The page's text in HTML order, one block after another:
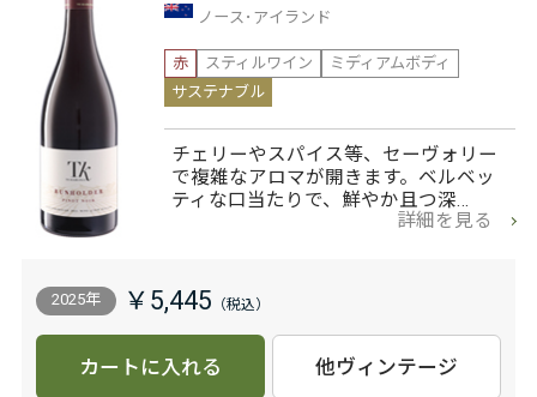
ノース･アイランド
赤
スティルワイン
ミディアムボディ
サステナブル
チェリーやスパイス等、セーヴォリー
で複雑なアロマが開きます。ベルベッ
ティな口当たりで、鮮やか且つ深…
詳細を見る
2025年 ￥5,445
カートに入れる 他ヴィンテージ